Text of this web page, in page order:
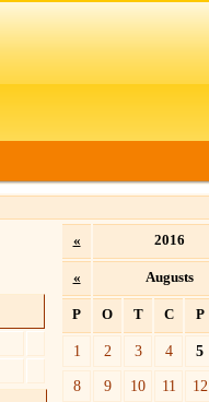
« 2016
« Augusts
P O T C P
1 2 3 4 5
8
9 10 11 12